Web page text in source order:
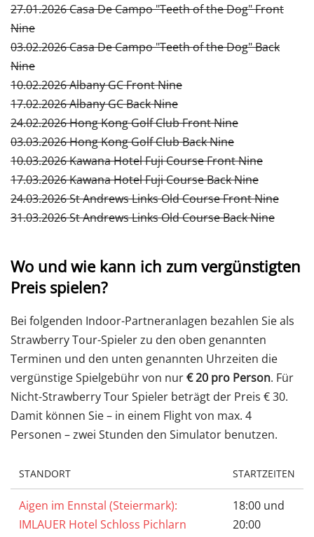
27.01.2026 Casa De Campo "Teeth of the Dog" Front
Nine
03.02.2026 Casa De Campo "Teeth of the Dog" Back
Nine
10.02.2026 Albany GC Front Nine
17.02.2026 Albany GC Back Nine
24.02.2026 Hong Kong Golf Club Front Nine
03.03.2026 Hong Kong Golf Club Back Nine
10.03.2026 Kawana Hotel Fuji Course Front Nine
17.03.2026 Kawana Hotel Fuji Course Back Nine
24.03.2026 St Andrews Links Old Course Front Nine
31.03.2026 St Andrews Links Old Course Back Nine
Wo und wie kann ich zum vergünstigten
Preis spielen?
Bei folgenden Indoor-Partneranlagen bezahlen Sie als
Strawberry Tour-Spieler zu den oben genannten
Terminen und den unten genannten Uhrzeiten die
vergünstige Spielgebühr von nur€ 20 pro Person. Für
Nicht-Strawberry Tour Spieler beträgt der Preis € 30.
Damit können Sie – in einem Flight von max. 4
Personen – zwei Stunden den Simulator benutzen.
STANDORT STARTZEITEN
Aigen im Ennstal (Steiermark):
IMLAUER Hotel Schloss Pichlarn
18:00 und
20:00